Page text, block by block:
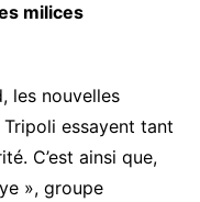
milices
les nouvelles
essayent tant
C’est ainsi que,
», groupe